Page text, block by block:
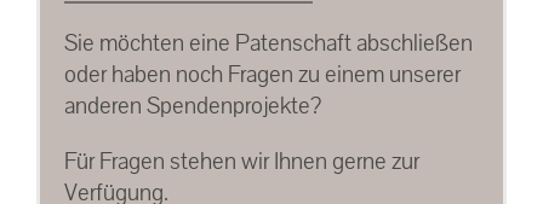
Sie möchten eine Patenschaft abschließen
oder haben noch Fragen zu einem unserer
anderen Spendenprojekte?
Für Fragen stehen wir Ihnen gerne zur
Verfügung.